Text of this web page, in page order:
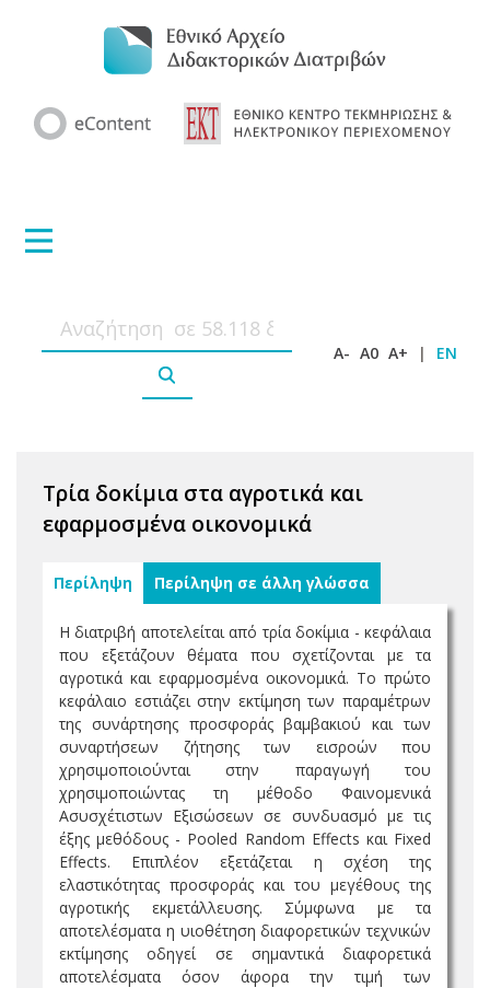
A- A0 A+ | EN
Τρία δοκίμια στα αγροτικά και
εφαρμοσμένα οικονομικά
Περίληψη Περίληψη σε άλλη γλώσσα
Η διατριβή αποτελείται από τρία δοκίμια - κεφάλαια
που εξετάζουν θέματα που σχετίζονται με τα
αγροτικά και εφαρμοσμένα οικονομικά. Το πρώτο
κεφάλαιο εστιάζει στην εκτίμηση των παραμέτρων
της συνάρτησης προσφοράς βαμβακιού και των
συναρτήσεων ζήτησης των εισροών που
χρησιμοποιούνται στην παραγωγή του
χρησιμοποιώντας τη μέθοδο Φαινομενικά
Ασυσχέτιστων Εξισώσεων σε συνδυασμό με τις
έξης μεθόδους - Pooled Random Effects και Fixed
Effects. Επιπλέον εξετάζεται η σχέση της
ελαστικότητας προσφοράς και του μεγέθους της
αγροτικής εκμετάλλευσης. Σύμφωνα με τα
αποτελέσματα η υιοθέτηση διαφορετικών τεχνικών
εκτίμησης οδηγεί σε σημαντικά διαφορετικά
αποτελέσματα όσον άφορα την τιμή των